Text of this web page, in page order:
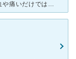
30歳になり、イボ痔が出てしまいました… 出血や痛いだけではなく、歩いていて液が漏れてくるひどい状態なので、こちらの病院を訪問しました。 やっぱり専門医ですね。施設は大きいですし、年配の大先生と、